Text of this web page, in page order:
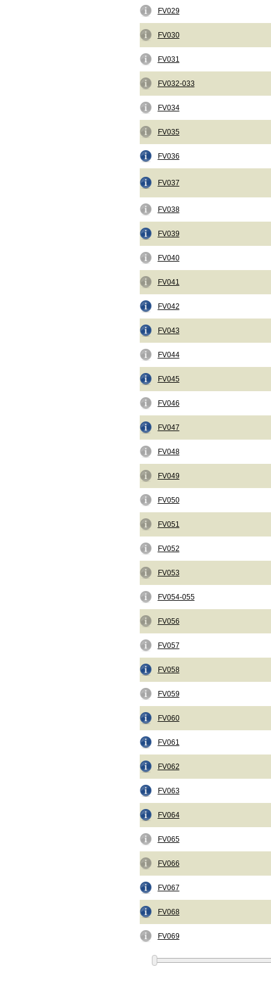
FV029
FV030
FV031
FV032-033
FV034
FV035
FV036
FV037
FV038
FV039
FV040
FV041
FV042
FV043
FV044
FV045
FV046
FV047
FV048
FV049
FV050
FV051
FV052
FV053
FV054-055
FV056
FV057
FV058
FV059
FV060
FV061
FV062
FV063
FV064
FV065
FV066
FV067
FV068
FV069